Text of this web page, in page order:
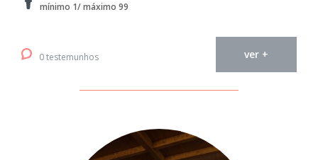
mínimo 1/ máximo 99
0 testemunhos ver +